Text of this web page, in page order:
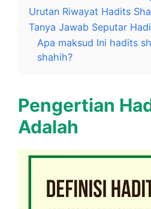
Urutan Riwayat Hadits
Tanya Jawab Seputar
Apa maksud Ini hadits
shahih?
Pengertian
Adalah